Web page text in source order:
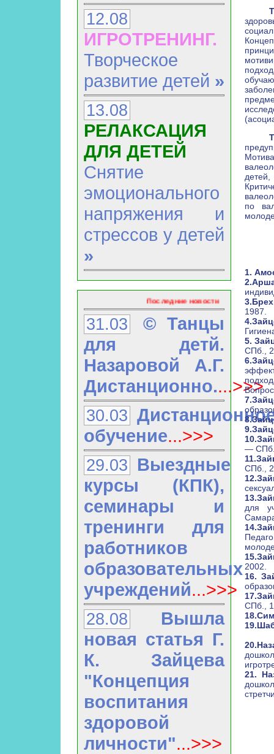
12.08
ИГРОТРЕНИНГ.
Творческое
развитие детей »
13.08
РЕЛАКСАЦИЯ
ДЛЯ ДЕТЕЙ
Снятие
эмоционального
напряжения и
стрессов у детей
»
Последние новости
31.03
© Танцы
для детй.
Назаровой А.Г.
Дистанционно....>>>
30.03
обучение...>>>
29.03 Выездные
курсы (КПК),
семинары и
тренинги для
работников
образовательных
учреждений...>>>
28.08
Вышла
новая статья Г.
К. Зайцева
"Концепция
воспитания
здоровой
личности"...>>>
по
1.
1987.
5.
СПб.,
—
СПб.,
для
2002.
16.
СПб.,
21.